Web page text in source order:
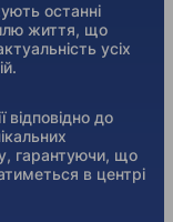
останні
життя, що
усіх
до
гарантуючи, що
в центрі